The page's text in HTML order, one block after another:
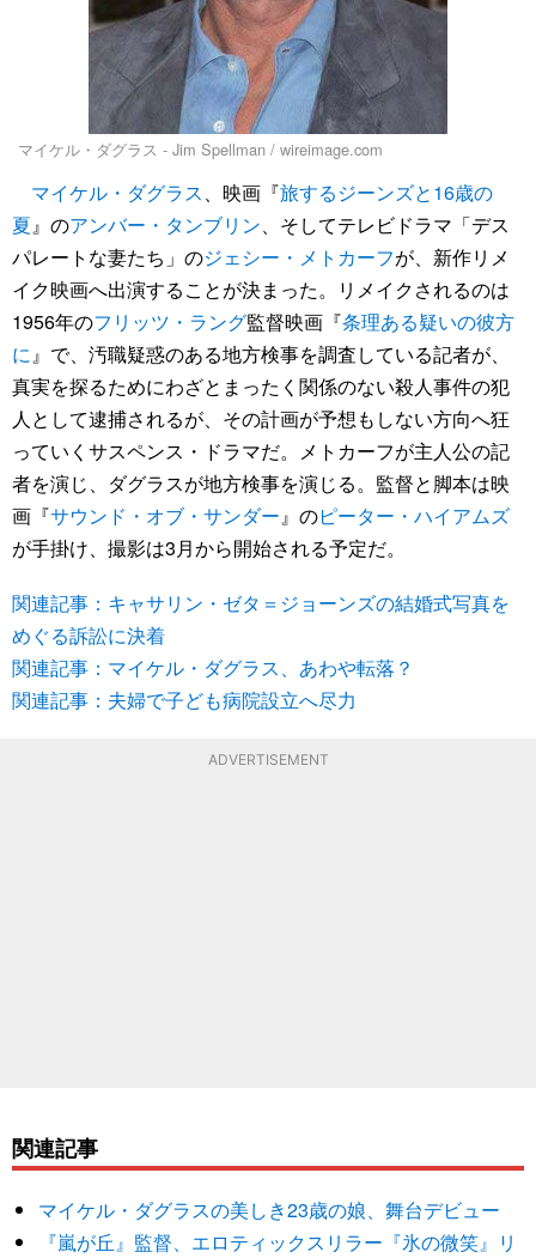
マイケル・ダグラス - Jim Spellman / wireimage.com
マイケル・ダグラス、映画『旅するジーンズと16歳の
夏』のアンバー・タンブリン、そしてテレビドラマ「デス
パレートな妻たち」のジェシー・メトカーフが、新作リメ
イク映画へ出演することが決まった。リメイクされるのは
1956年のフリッツ・ラング監督映画『条理ある疑いの彼方
に』で、汚職疑惑のある地方検事を調査している記者が、
真実を探るためにわざとまったく関係のない殺人事件の犯
人として逮捕されるが、その計画が予想もしない方向へ狂
っていくサスペンス・ドラマだ。メトカーフが主人公の記
者を演じ、ダグラスが地方検事を演じる。監督と脚本は映
画『サウンド・オブ・サンダー』のピーター・ハイアムズ
が手掛け、撮影は3月から開始される予定だ。
関連記事：キャサリン・ゼタ＝ジョーンズの結婚式写真を
めぐる訴訟に決着
関連記事：マイケル・ダグラス、あわや転落？
関連記事：夫婦で子ども病院設立へ尽力
ADVERTISEMENT
関連記事
マイケル・ダグラスの美しき23歳の娘、舞台デビュー
『嵐が丘』監督、エロティックスリラー『氷の微笑』リ